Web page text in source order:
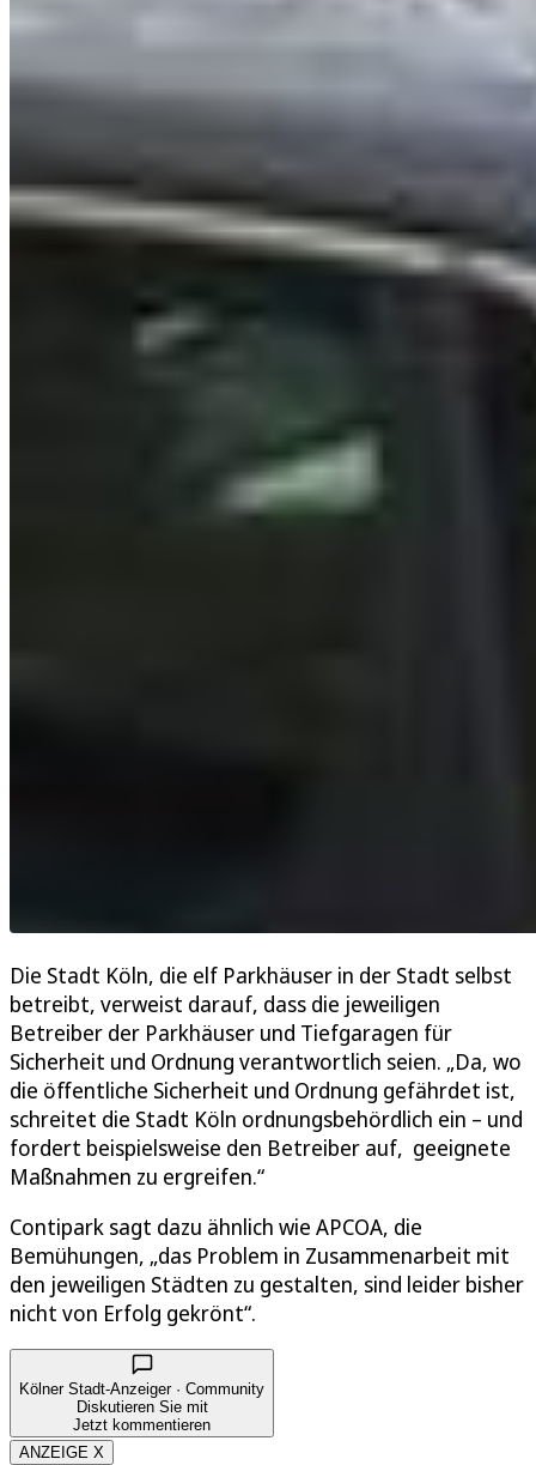
Die Stadt Köln, die elf Parkhäuser in der Stadt selbst
betreibt, verweist darauf, dass die jeweiligen
Betreiber der Parkhäuser und Tiefgaragen für
Sicherheit und Ordnung verantwortlich seien. „Da, wo
die öffentliche Sicherheit und Ordnung gefährdet ist,
schreitet die Stadt Köln ordnungsbehördlich ein – und
fordert beispielsweise den Betreiber auf, geeignete
Maßnahmen zu ergreifen.“
Contipark sagt dazu ähnlich wie APCOA, die
Bemühungen, „das Problem in Zusammenarbeit mit
den jeweiligen Städten zu gestalten, sind leider bisher
nicht von Erfolg gekrönt“.
Kölner Stadt-Anzeiger · Community
Diskutieren Sie mit
Jetzt kommentieren
ANZEIGE X